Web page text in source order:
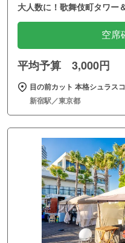
大人数に！歌舞伎町タワー
空席
平均予算 3,000円
目の前カット 本格シュラス
新宿駅／東京都